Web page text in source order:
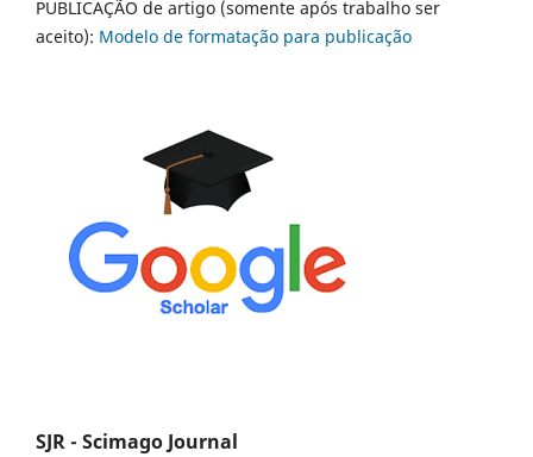
PUBLICAÇÃO de artigo (somente após trabalho ser
aceito): Modelo de formatação para publicação
SJR - Scimago Journal